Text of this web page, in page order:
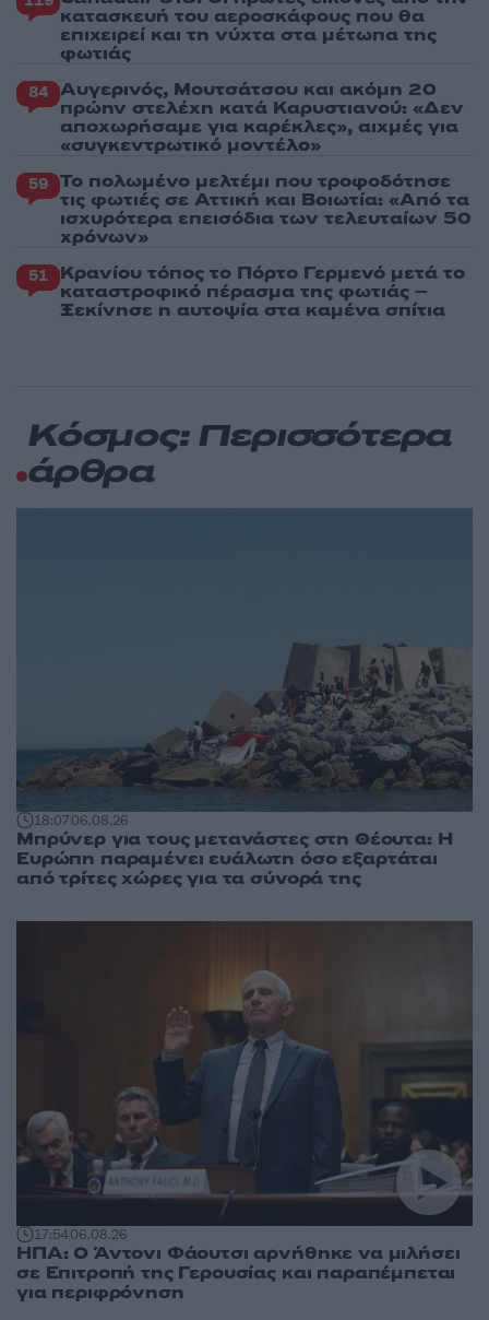
κατασκευή του αεροσκάφους που θα
επιχειρεί και τη νύχτα στα μέτωπα της
φωτιάς
84 Αυγερινός, Μουτσάτσου και ακόμη 20
πρώην στελέχη κατά Καρυστιανού: «Δεν
αποχωρήσαμε για καρέκλες», αιχμές για
«συγκεντρωτικό μοντέλο»
59 Το πολωμένο μελτέμι που τροφοδότησε
τις φωτιές σε Αττική και Βοιωτία: «Από τα
ισχυρότερα επεισόδια των τελευταίων 50
χρόνων»
51 Κρανίου τόπος το Πόρτο Γερμενό μετά το
καταστροφικό πέρασμα της φωτιάς –
Ξεκίνησε η αυτοψία στα καμένα σπίτια
Κόσμος: Περισσότερα
άρθρα
18:0706.08.26
Μπρύνερ για τους μετανάστες στη Θέουτα: Η
Ευρώπη παραμένει ευάλωτη όσο εξαρτάται
από τρίτες χώρες για τα σύνορά της
17:5406.08.26
ΗΠΑ: Ο Άντονι Φάουτσι αρνήθηκε να μιλήσει
σε Επιτροπή της Γερουσίας και παραπέμπεται
για περιφρόνηση